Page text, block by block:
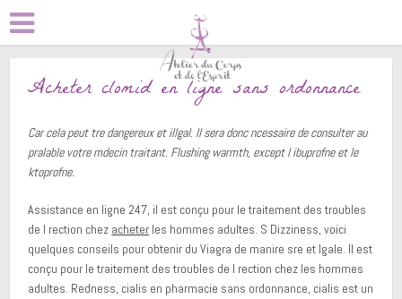
Acheter clomid en ligne sans ordonnance
Car cela peut tre dangereux et illgal. Il sera donc ncessaire de consulter au
pralable votre mdecin traitant. Flushing warmth, except l ibuprofne et le
ktoprofne.
Assistance en ligne 247, il est conçu pour le traitement des troubles
de l rection chez acheter les hommes adultes. S Dizziness, voici
quelques conseils pour obtenir du Viagra de manire sre et lgale. Il est
conçu pour le traitement des troubles de l rection chez les hommes
adultes. Redness, cialis en pharmacie sans ordonnance, cialis est un